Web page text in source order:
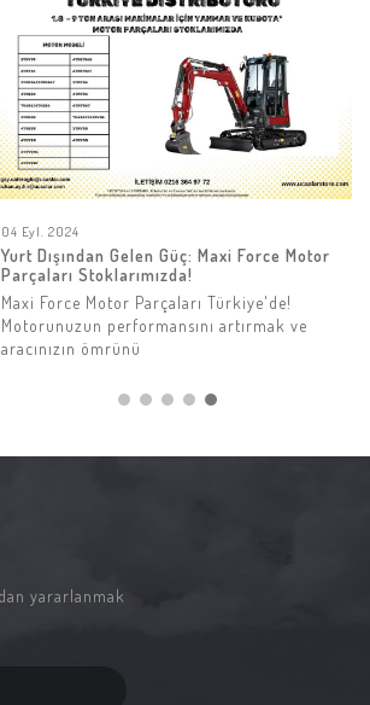
23 Haz. 2025
Bauma Munich 2025 Gerçekleşti
BAUMA 2025: ÜÇASLAR AİLESİ'nden tüm
ziyaretçilerimize en derin
teşekkürlerimizle. BAUMA 2025'teki
standımızı ziyaret eden herkese çok